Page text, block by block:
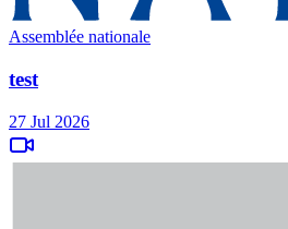
Assemblée nationale
test
27 Jul 2026